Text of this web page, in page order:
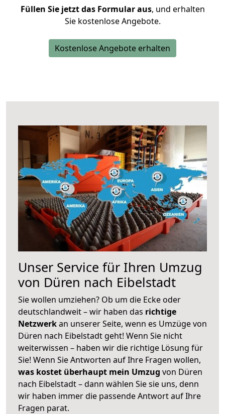
Füllen Sie jetzt das Formular aus, und erhalten
Sie kostenlose Angebote.
Kostenlose Angebote erhalten
Unser Service für Ihren Umzug
von Düren nach Eibelstadt
Sie wollen umziehen? Ob um die Ecke oder
deutschlandweit – wir haben das richtige
Netzwerkan unserer Seite, wenn es Umzüge von
Düren nach Eibelstadt geht! Wenn Sie nicht
weiterwissen – haben wir die richtige Lösung für
Sie! Wenn Sie Antworten auf Ihre Fragen wollen,
was kostet überhaupt mein Umzug von Düren
nach Eibelstadt – dann wählen Sie sie uns, denn
wir haben immer die passende Antwort auf Ihre
Fragen parat.